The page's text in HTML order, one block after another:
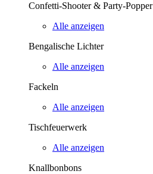
Confetti-Shooter & Party-Popper
Alle anzeigen
Bengalische Lichter
Alle anzeigen
Fackeln
Alle anzeigen
Tischfeuerwerk
Alle anzeigen
Knallbonbons